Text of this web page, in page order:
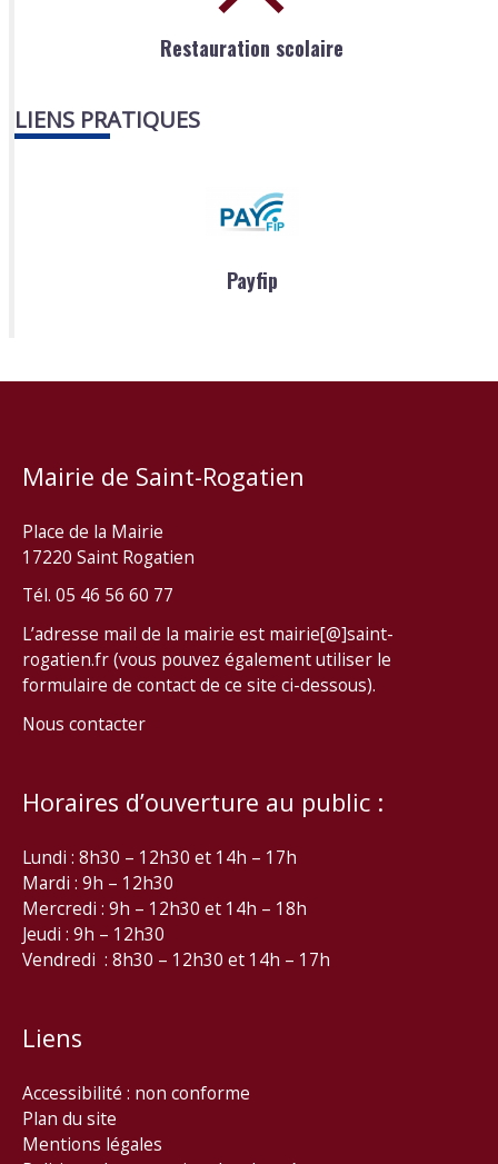
Restauration scolaire
LIENS PRATIQUES
Payfip
Mairie de Saint-Rogatien
Place de la Mairie
17220 Saint Rogatien
Tél. 05 46 56 60 77
L’adresse mail de la mairie est mairie[@]saint-
rogatien.fr (vous pouvez également utiliser le
formulaire de contact de ce site ci-dessous).
Nous contacter
Horaires d’ouverture au public :
Lundi : 8h30 – 12h30 et 14h – 17h
Mardi : 9h – 12h30
Mercredi : 9h – 12h30 et 14h – 18h
Jeudi : 9h – 12h30
Vendredi : 8h30 – 12h30 et 14h – 17h
Liens
Accessibilité : non conforme
Plan du site
Mentions légales